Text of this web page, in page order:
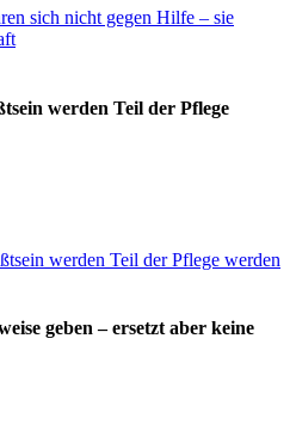
werden Teil der Pflege
geben – ersetzt aber keine